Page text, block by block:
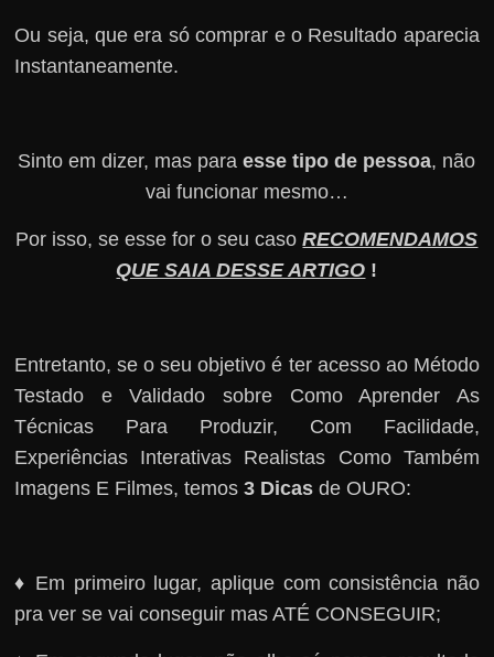
Ou seja, que era só comprar e o Resultado aparecia
Instantaneamente.
Sinto em dizer, mas paraesse tipo de pessoa, não
vai funcionar mesmo…
Por isso, se esse for o seu casoRECOMENDAMOS
QUE SAIA DESSE ARTIGO !
Entretanto, se o seu objetivo é ter acesso ao Método
Testado e Validado sobre Como Aprender As
Técnicas Para Produzir, Com Facilidade,
Experiências Interativas Realistas Como Também
Imagens E Filmes, temos3 Dicas de OURO:
♦ Em primeiro lugar, aplique com consistência não
pra ver se vai conseguir mas ATÉ CONSEGUIR;